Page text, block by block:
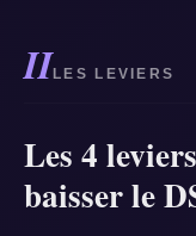
II LES LEVIERS
Les 4
baisser le